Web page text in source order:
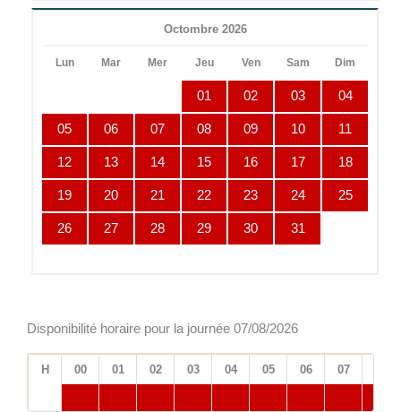
Octombre 2026
Lun Mar Mer Jeu Ven Sam Dim
01 02 03 04
05 06 07 08 09 10 11
12 13 14 15 16 17 18
19 20 21 22 23 24 25
26 27 28 29 30 31
Disponibilité horaire pour la journée 07/08/2026
H 00 01 02 03 04 05 06 07